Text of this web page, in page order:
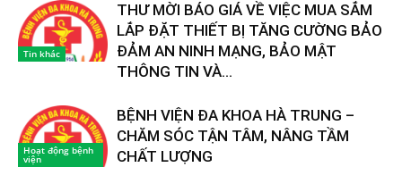
Tin khác
THƯ MỜI BÁO GIÁ VỀ VIỆC MUA SẮM
LẮP ĐẶT THIẾT BỊ TĂNG CƯỜNG BẢO
ĐẢM AN NINH MẠNG, BẢO MẬT
THÔNG TIN VÀ...
Hoạt động bệnh
viện
BỆNH VIỆN ĐA KHOA HÀ TRUNG –
CHĂM SÓC TẬN TÂM, NÂNG TẦM
CHẤT LƯỢNG